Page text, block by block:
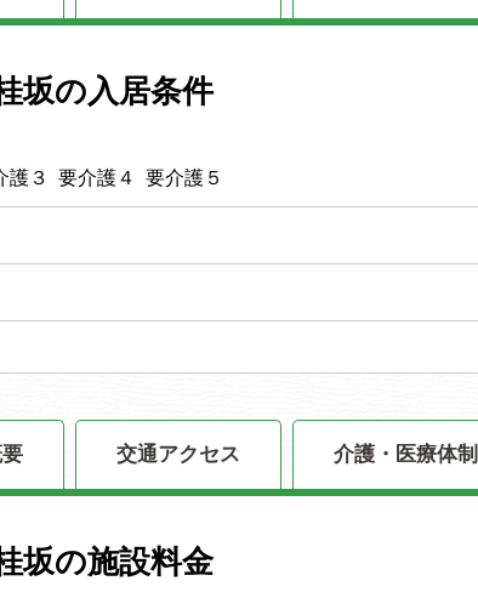
坂の入居条件
３ 要介護４ 要介護５
交通アクセス 介護・医療体制
坂の施設料金